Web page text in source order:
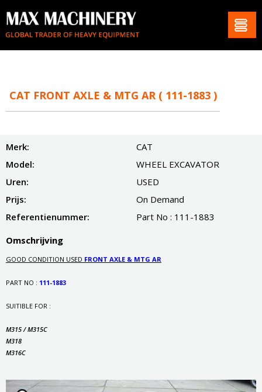
CAT FRONT AXLE & MTG AR ( 111-1883 )
Merk:
CAT
Model:
WHEEL EXCAVATOR
Uren:
USED
Prijs:
On Demand
Referentienummer:
Part No : 111-1883
Omschrijving
GOOD CONDITION USED FRONT AXLE & MTG AR
PART NO : 111-1883
SUITIBLE FOR :
M315 / M315C
M318
M316C